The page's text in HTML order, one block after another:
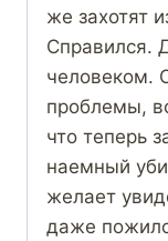
же захотят
Справился.
человеком.
проблемы,
что теперь
наемный
желает
даже